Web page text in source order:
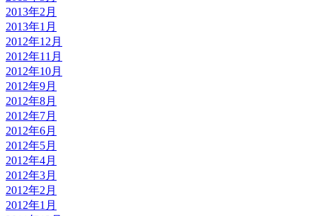
2013年2月
2013年1月
2012年12月
2012年11月
2012年10月
2012年9月
2012年8月
2012年7月
2012年6月
2012年5月
2012年4月
2012年3月
2012年2月
2012年1月